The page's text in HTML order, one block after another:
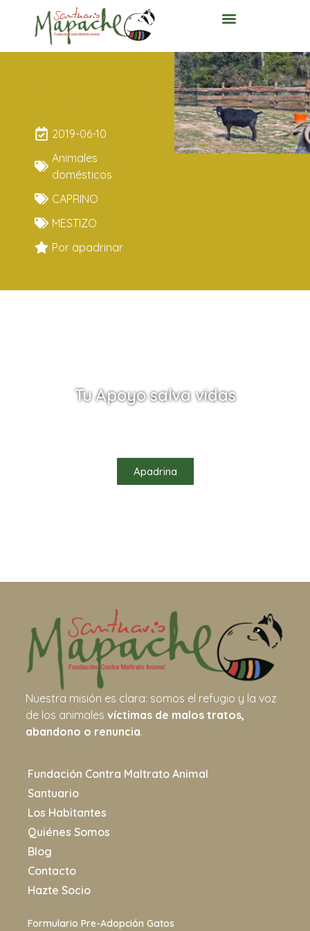
2019-06-10
Animales
domésticos
CAPRINO
MESTIZO
Por apadrinar
Tu Apoyo salva vidas
Apadrina
Nuestra misión es clara: somos el refugio y la voz
de los animales víctimas de malos tratos,
abandono o renuncia.
Fundación Contra Maltrato Animal
Santuario
Los Habitantes
Quiénes Somos
Blog
Contacto
Hazte Socio
Formulario Pre-Adopción Gatos